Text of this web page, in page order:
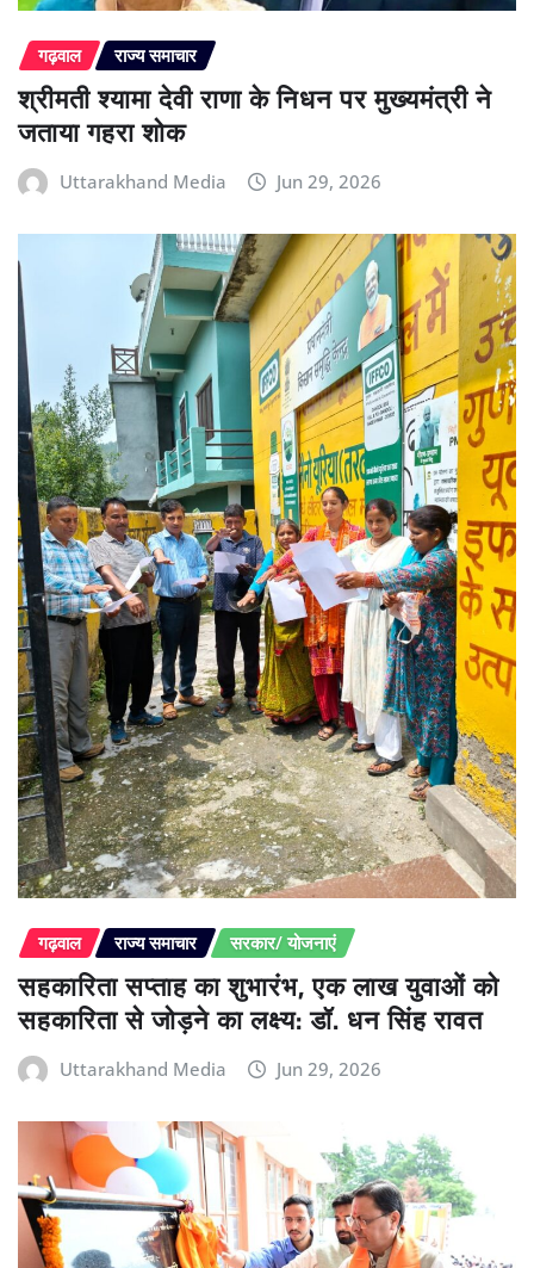
गढ़वाल राज्य समाचार
श्रीमती श्यामा देवी राणा के निधन पर मुख्यमंत्री ने
जताया गहरा शोक
Uttarakhand Media Jun 29, 2026
गढ़वाल राज्य समाचार सरकार/ योजनाएं
सहकारिता सप्ताह का शुभारंभ, एक लाख युवाओं को
सहकारिता से जोड़ने का लक्ष्य: डॉ. धन सिंह रावत
Uttarakhand Media Jun 29, 2026